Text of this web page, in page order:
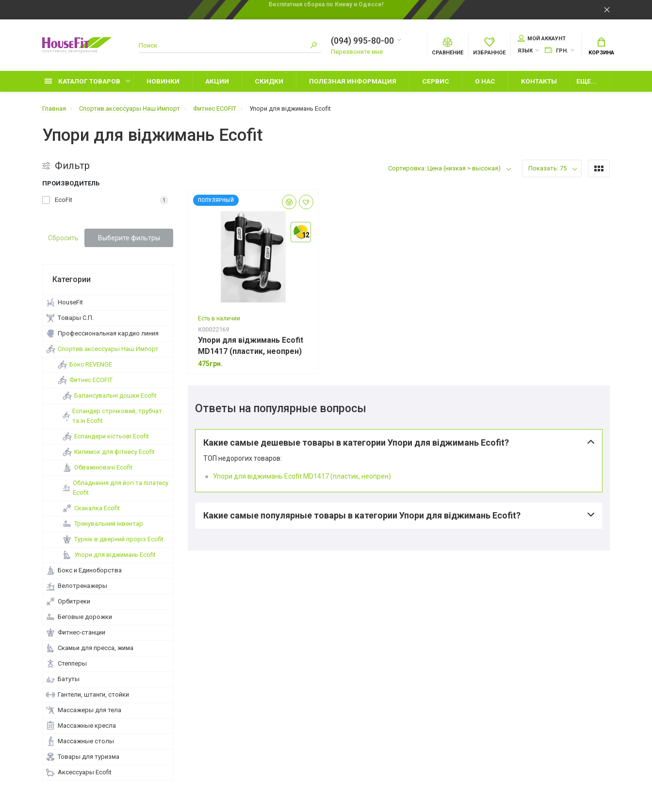
Бесплатная сборка по Киеву и Одессе!
(094) 995-80-00
Перезвоните мне СРАВНЕНИЕ ИЗБРАННОЕ
МОЙ АККАУНТ
ЯЗЫК
ГРН. КОРЗИНА
КАТАЛОГ ТОВАРОВ
ЛАПЫ
ШЛЕМЫ
ПАЛАТКИ
НОВИНКИ АКЦИИ СКИДКИ ПОЛЕЗНАЯ ИНФОРМАЦИЯ СЕРВИС О НАС КОНТАКТЫ ЕЩЕ...
Главная Спортив.аксессуары Наш Импорт Фитнес ECOFIT Упори для віджимань Ecofit
Упори для віджимань Ecofit
Фильтр
ПРОИЗВОДИТЕЛЬ
EcoFit 1
Сбросить Выберите фильтры
Категории
HouseFit
Tовары С.П.
Профессиональная кардио линия
Спортив.аксессуары Наш Импорт
Бокс REVENGE
Фитнес ECOFIT
Балансувальні дошки Ecofit
Еспандер стрічковий, трубчат
та ін Ecofit
Еспандери кістьові Ecofit
Килимок для фітнесу Ecofit
Обважнювачі Ecofit
Обладнання для йогі та пілатесу
Ecofit
Скакалка Ecofit
Тренувальний інвентар
Турнік в дверний проріз Ecofit
Упори для віджимань Ecofit
Бокс и Единоборства
Велотренажеры
Орбитреки
Беговые дорожки
Фитнес-станции
Скамьи для пресса, жима
Степперы
Батуты
Гантели, штанги, стойки
Массажеры для тела
Массажные кресла
Массажные столы
Товары для туризма
Аксессуары Ecofit
Сортировка: Цена (низкая > высокая) Показать: 75
12
12
12
ПОПУЛЯРНЫЙ
Есть в наличии
К00022169
Упори для віджимань Ecofit
MD1417 (пластик, неопрен)
475грн.
Ответы на популярные вопросы
Какие самые дешевые товары в категории Упори для віджимань Ecofit?
ТОП недорогих товаров:
Упори для віджимань Ecofit MD1417 (пластик, неопрен)
Какие самые популярные товары в категории Упори для віджимань Ecofit?